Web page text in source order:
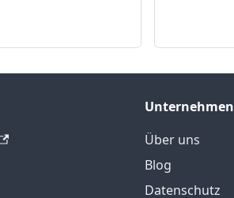
Unternehmen
Über uns
Blog
Datenschutz